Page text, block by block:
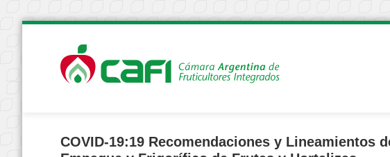
COVID-19:19 Recomendaciones y Lineamientos